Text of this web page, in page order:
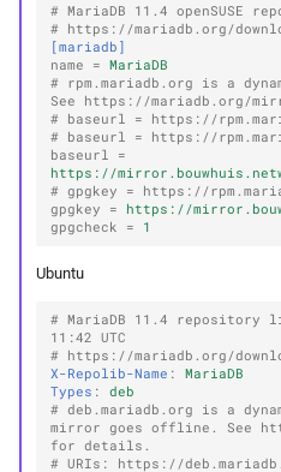
# MariaDB 11.4 openSUSE
# https://mariadb.org/
[mariadb]
name
= MariaDB
# rpm.mariadb.org is a
See https://mariadb.org/
# baseurl = https://
# baseurl = https://
baseurl
=
https://
# gpgkey = https://
gpgkey
=
https://
gpgcheck
= 1
Ubuntu
# MariaDB 11.4 repository
11:42 UTC
# https://mariadb.org/
X-Repolib-Name :
MariaDB
Types :
deb
# deb.mariadb.org is a
mirror goes offline. See
for details.
# URIs: https://